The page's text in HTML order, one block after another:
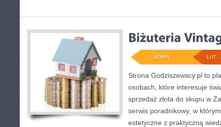
LUT -
ADMIN
Strona Godziszewscy.pl to
osobach, które interesuje
sprzedaż złota do skupu w
serwis poradnikowy, w
estetyczne z praktyczną